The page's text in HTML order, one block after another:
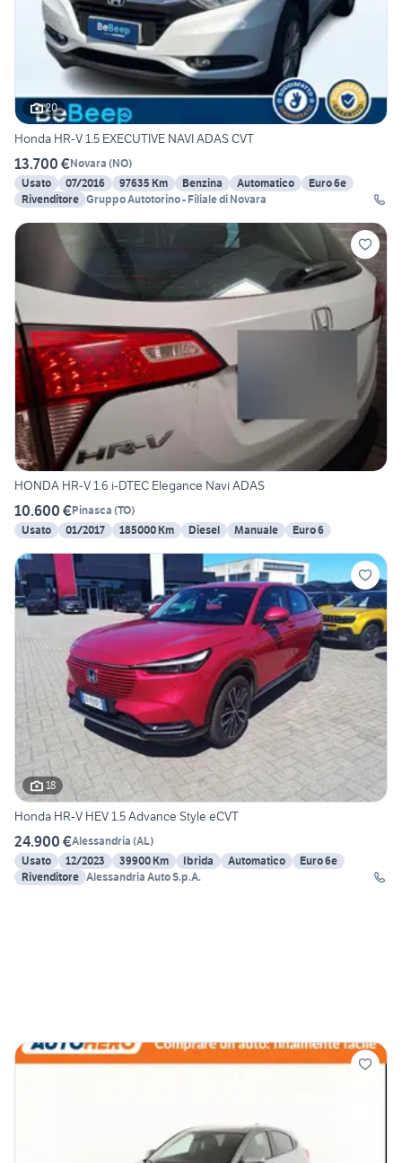
20
Honda HR-V 1.5 EXECUTIVE NAVI ADAS CVT
13.700 €Novara (NO)
Usato
07/2016 97635 Km Benzina Automatico
Euro 6e
Rivenditore Gruppo Autotorino - Filiale di Novara
HONDA HR-V 1.6 i-DTEC Elegance Navi ADAS
10.600 €Pinasca (TO)
Usato
01/2017 185000 Km Diesel Manuale Euro 6
18
Honda HR-V HEV 1.5 Advance Style eCVT
24.900 €Alessandria (AL)
Usato
12/2023 39900 Km Ibrida Automatico
Euro 6e
Rivenditore Alessandria Auto S.p.A.